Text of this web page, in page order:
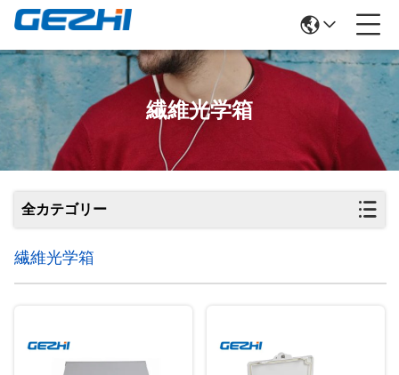
繊維光学箱
全カテゴリー
繊維光学箱